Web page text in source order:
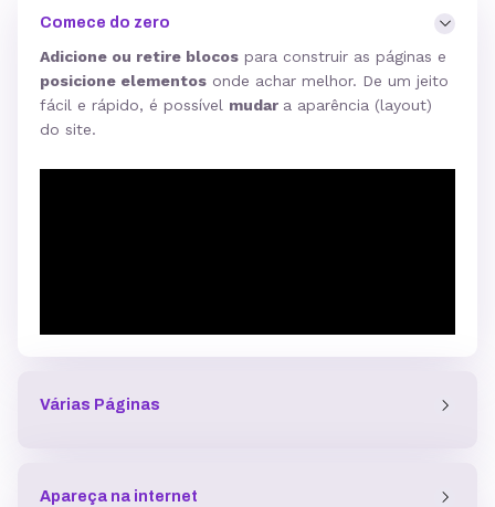
Comece do zero
Adicione ou retire blocos para construir as páginas e
posicione elementos onde achar melhor. De um jeito
fácil e rápido, é possível mudar a aparência (layout)
do site.
Várias Páginas
Apareça na internet